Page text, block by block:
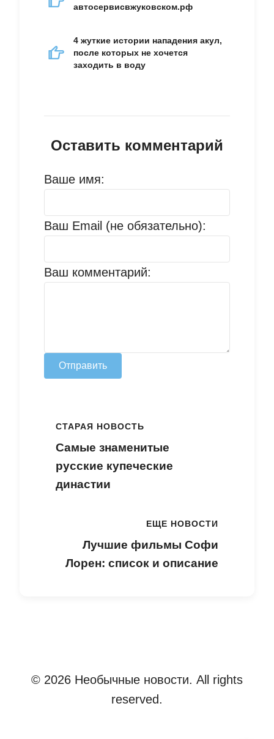
автосервисвжуковском.рф
4 жуткие истории нападения акул,
после которых не хочется
заходить в воду
Оставить комментарий
Ваше имя:
Ваш Email (не обязательно):
Ваш комментарий:
Отправить
СТАРАЯ НОВОСТЬ
Самые знаменитые
русские купеческие
династии
ЕЩЕ НОВОСТИ
Лучшие фильмы Софи
Лорен: список и описание
© 2026 Необычные новости. All rights
reserved.